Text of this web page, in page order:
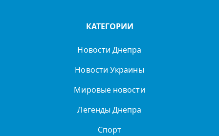
КАТЕГОРИИ
Новости Днепра
Новости Украины
Мировые новости
Легенды Днепра
Спорт